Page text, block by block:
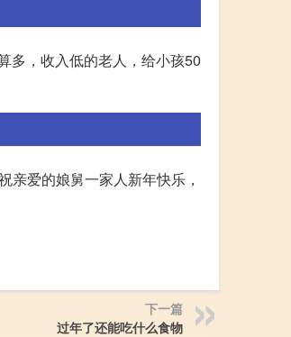
多，收入低的老人，给小孩50
爱的娘舅一家人新年快乐，
下一篇
过年了还能吃什么食物